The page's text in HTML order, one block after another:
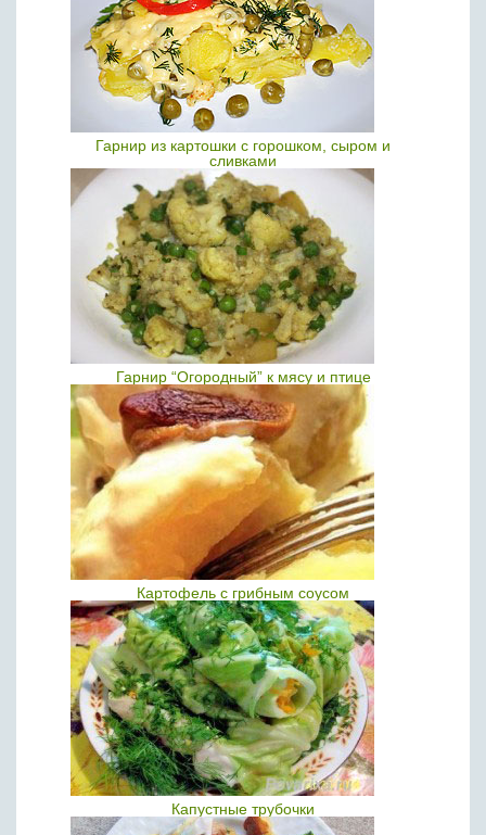
Гарнир из картошки с горошком, сыром и
сливками
Гарнир “Огородный” к мясу и птице
Картофель с грибным соусом
Капустные трубочки